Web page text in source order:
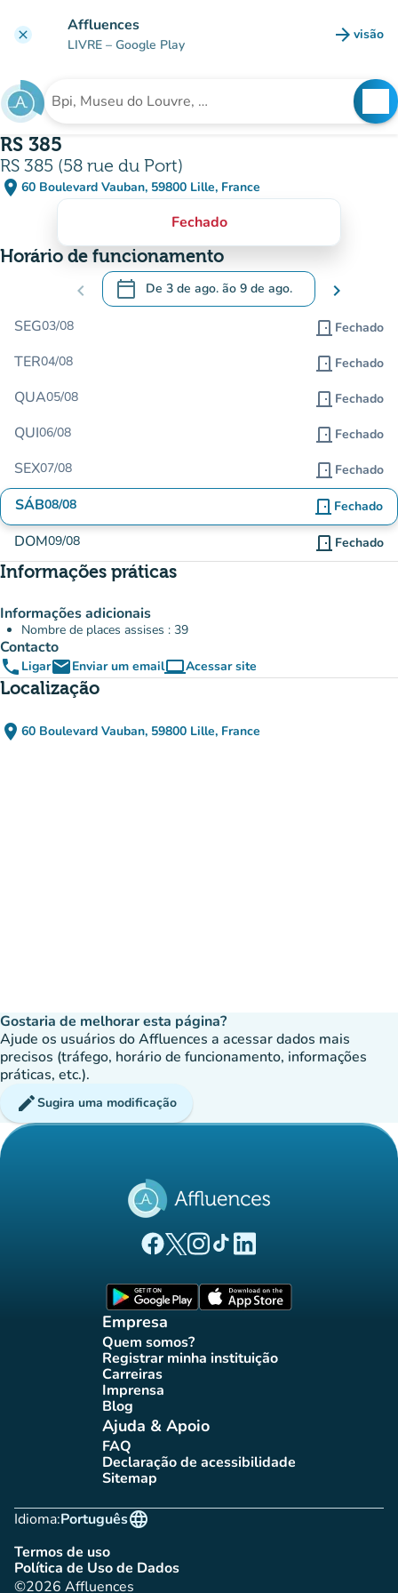
clear Affluences
LIVRE – Google Play arrow_forward visão
(novo
Procura uma instituição
RS 385
RS 385 (58 rue du Port)
place 60 Boulevard Vauban, 59800 Lille, France
(abrir no Google Maps)
(novo separador)
Fechado
Horário de funcionamento
chevron_left calendar_today De 3 de ago. ão 9 de ago.
.Abra o calendário para alterar as datas
chevron_right
SEG03/08 door_front Fechado
TER04/08 door_front Fechado
QUA05/08 door_front Fechado
QUI06/08 door_front Fechado
SEX07/08 door_front Fechado
SÁB08/08 door_front Fechado
DOM09/08 door_front Fechado
Informações práticas
Informações adicionais
Nombre de places assises : 39
Contacto
phone LigaremailEnviar um emailcomputerAcessar site
(novo separador)
Localização
place 60 Boulevard Vauban, 59800 Lille, France
(abrir no Google Maps)
(novo separador)
Gostaria de melhorar esta página?
Ajude os usuários do Affluences a acessar dados mais
precisos (tráfego, horário de funcionamento, informações
práticas, etc.).
editSugira uma modificação
(novo separador)
(novo separador)
(novo separador)
(novo separador)
(novo separador)
Empresa
Quem somos?(novo separador)
Registrar minha instituição
(novo separador)
Carreiras(novo separador)
Imprensa(novo separador)
Blog(novo separador)
Ajuda & Apoio
FAQ(novo separador)
Declaração de acessibilidade
(novo separador)
Sitemap(novo separador)
Idioma:
language
Português
Termos de uso(novo separador)
Política de Uso de Dados
(novo separador)
©2026 Affluences